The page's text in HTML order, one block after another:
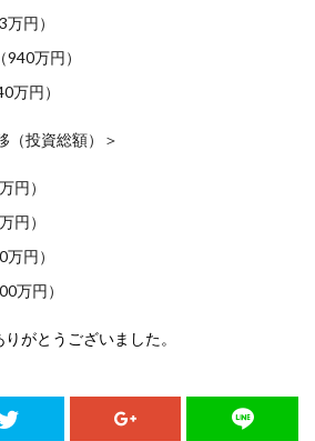
円）
万円）
万円）
（投資総額）＞
円）
円）
円）
万円）
がとうございました。